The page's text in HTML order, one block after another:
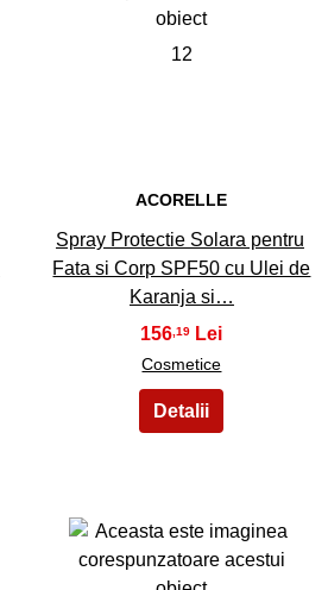
12
ACORELLE
Spray Protectie Solara pentru
Fata si Corp SPF50 cu Ulei de
Karanja si…
156 ,19
Cosmetice